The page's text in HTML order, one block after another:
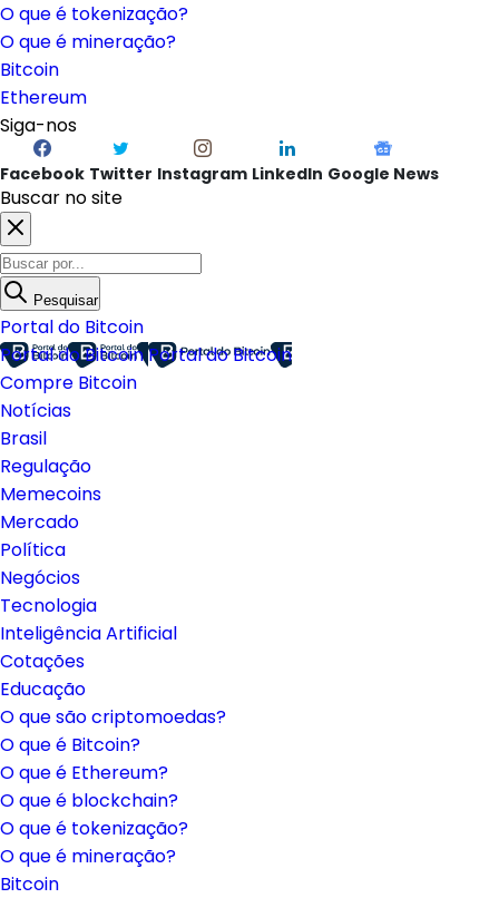
O que é tokenização?
O que é mineração?
Bitcoin
Ethereum
Siga-nos
Facebook Twitter Instagram LinkedIn Google News
Buscar no site
Pesquisar
Portal do Bitcoin
Portal do BitcoinPortal do Bitcoin
Compre Bitcoin
Notícias
Brasil
Regulação
Memecoins
Mercado
Política
Negócios
Tecnologia
Inteligência Artificial
Cotações
Educação
O que são criptomoedas?
O que é Bitcoin?
O que é Ethereum?
O que é blockchain?
O que é tokenização?
O que é mineração?
Bitcoin